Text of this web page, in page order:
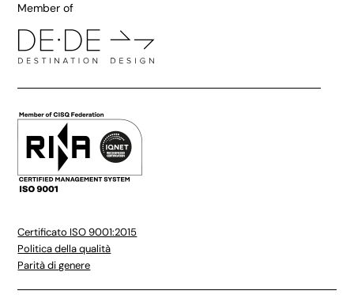
Member of
Certificato ISO 9001:2015
Politica della qualità
Parità di genere